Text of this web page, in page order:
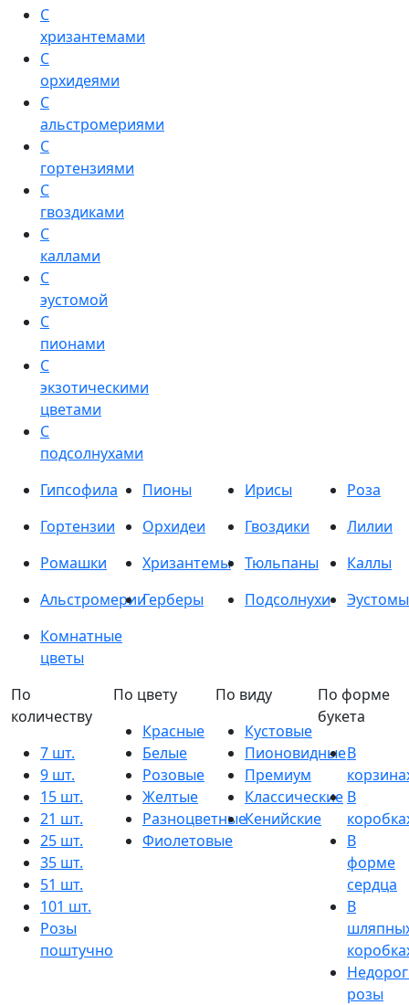
С
хризантемами
С
орхидеями
С
альстромериями
С
гортензиями
С
гвоздиками
С
каллами
С
эустомой
С
пионами
С
экзотическими
цветами
С
подсолнухами
Гипсофила
Пионы Ирисы
Роза
Гортензии
Орхидеи Гвоздики
Лилии
Ромашки
Хризантемы Тюльпаны
Каллы
АльстромерииГерберы Подсолнухи
Эустомы
Комнатные
цветы
По
количеству
7 шт.
9 шт.
15 шт.
21 шт.
25 шт.
35 шт.
51 шт.
101 шт.
Розы
поштучно
По цвету
Красные
Белые
Розовые
Желтые
Разноцветные
Фиолетовые
По виду
Кустовые
Пионовидные
Премиум
Классические
Кенийские
По форме
букета
В
В
В
форме
сердца
В
розы